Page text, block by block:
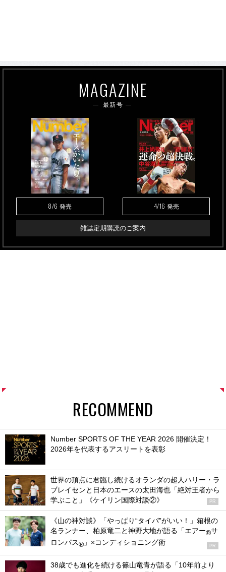
MAGAZINE
最新号
8/6 発売 4/16 発売
雑誌定期購読のご案内
RECOMMEND
Number SPORTS OF THE YEAR 2026 開催決定！
2026年を代表するアスリートを表彰
世界の頂点に君臨し続けるオランダの超人ハリー・ラ
ブレイセンと日本のエースの太田海也「絶対王者から
学ぶこと」《ケイリン国際対談②》
PR
《山の神対談》「やっぱり“タイパ”がいい！」箱根の
名ランナー、柏原竜二と神野大地が語る「エアー®サ
ロンパス® 」×コンディショニング術 PR
38歳でも進化を続ける篠山竜青が語る「10年前より